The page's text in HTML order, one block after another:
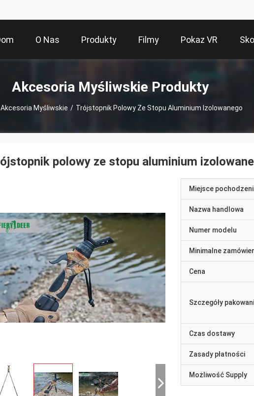
O Nas Produkty Filmy Pokaz VR
Akcesoria Myśliwskie Produkty
Akcesoria Myśliwskie / Trójstopnik Polowy Ze Stopu Aluminium Izolowanego
polowy ze stopu aluminium
Miejsce
Nazwa handlowa
Numer modelu
Minimalne
Cena
Szczegóły
Czas dostawy
Zasady płatności
Możliwość Supply